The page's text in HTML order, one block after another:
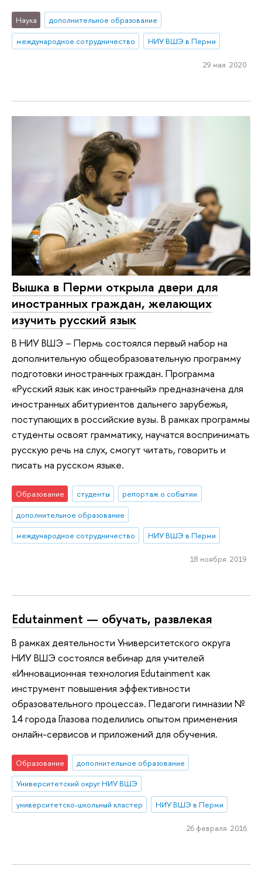
Наука
дополнительное образование
международное сотрудничество
НИУ ВШЭ в Перми
29 мая 2020
Вышка в Перми открыла двери для
иностранных граждан, желающих
изучить русский язык
В НИУ ВШЭ – Пермь состоялся первый набор на
дополнительную общеобразовательную программу
подготовки иностранных граждан. Программа
«Русский язык как иностранный» предназначена для
иностранных абитуриентов дальнего зарубежья,
поступающих в российские вузы. В рамках программы
студенты освоят грамматику, научатся воспринимать
русскую речь на слух, смогут читать, говорить и
писать на русском языке.
Образование студенты
репортаж о событии
дополнительное образование
международное сотрудничество
НИУ ВШЭ в Перми
18 ноября 2019
Edutainment — обучать, развлекая
В рамках деятельности Университетского округа
НИУ ВШЭ состоялся вебинар для учителей
«Инновационная технология Edutainment как
инструмент повышения эффективности
образовательного процесса». Педагоги гимназии №
14 города Глазова поделились опытом применения
онлайн-сервисов и приложений для обучения.
Образование
дополнительное образование
Университетский округ НИУ ВШЭ
университетско-школьный кластер
НИУ ВШЭ в Перми
26 февраля 2016